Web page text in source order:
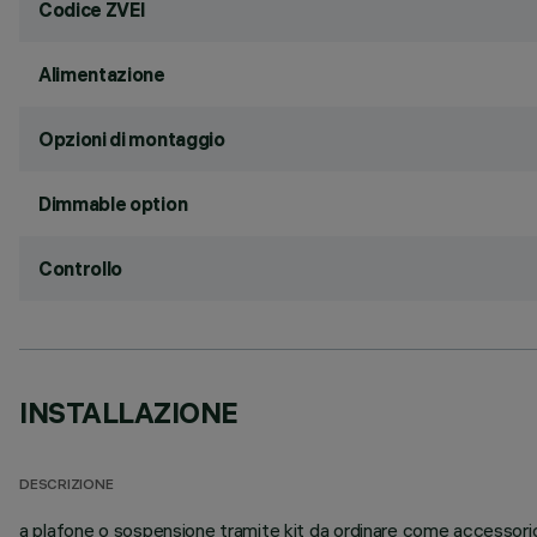
Codice ZVEI
Alimentazione
Opzioni di montaggio
Dimmable option
Controllo
INSTALLAZIONE
DESCRIZIONE
a plafone o sospensione tramite kit da ordinare come